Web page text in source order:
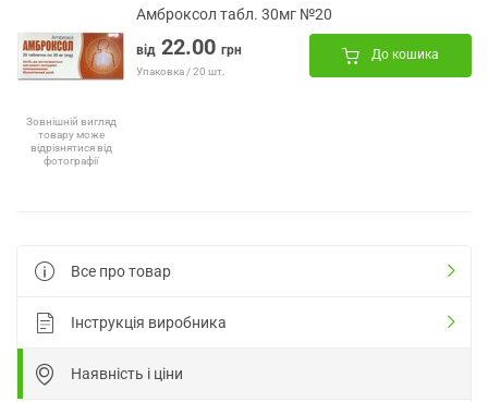
Зовнішній вигляд
товару може
відрізнятися від
фотографії
Амброксол табл. 30мг №20
від 22.00 грн
Упаковка / 20 шт.
До кошика
Все про товар
Інструкція виробника
Наявність і ціни